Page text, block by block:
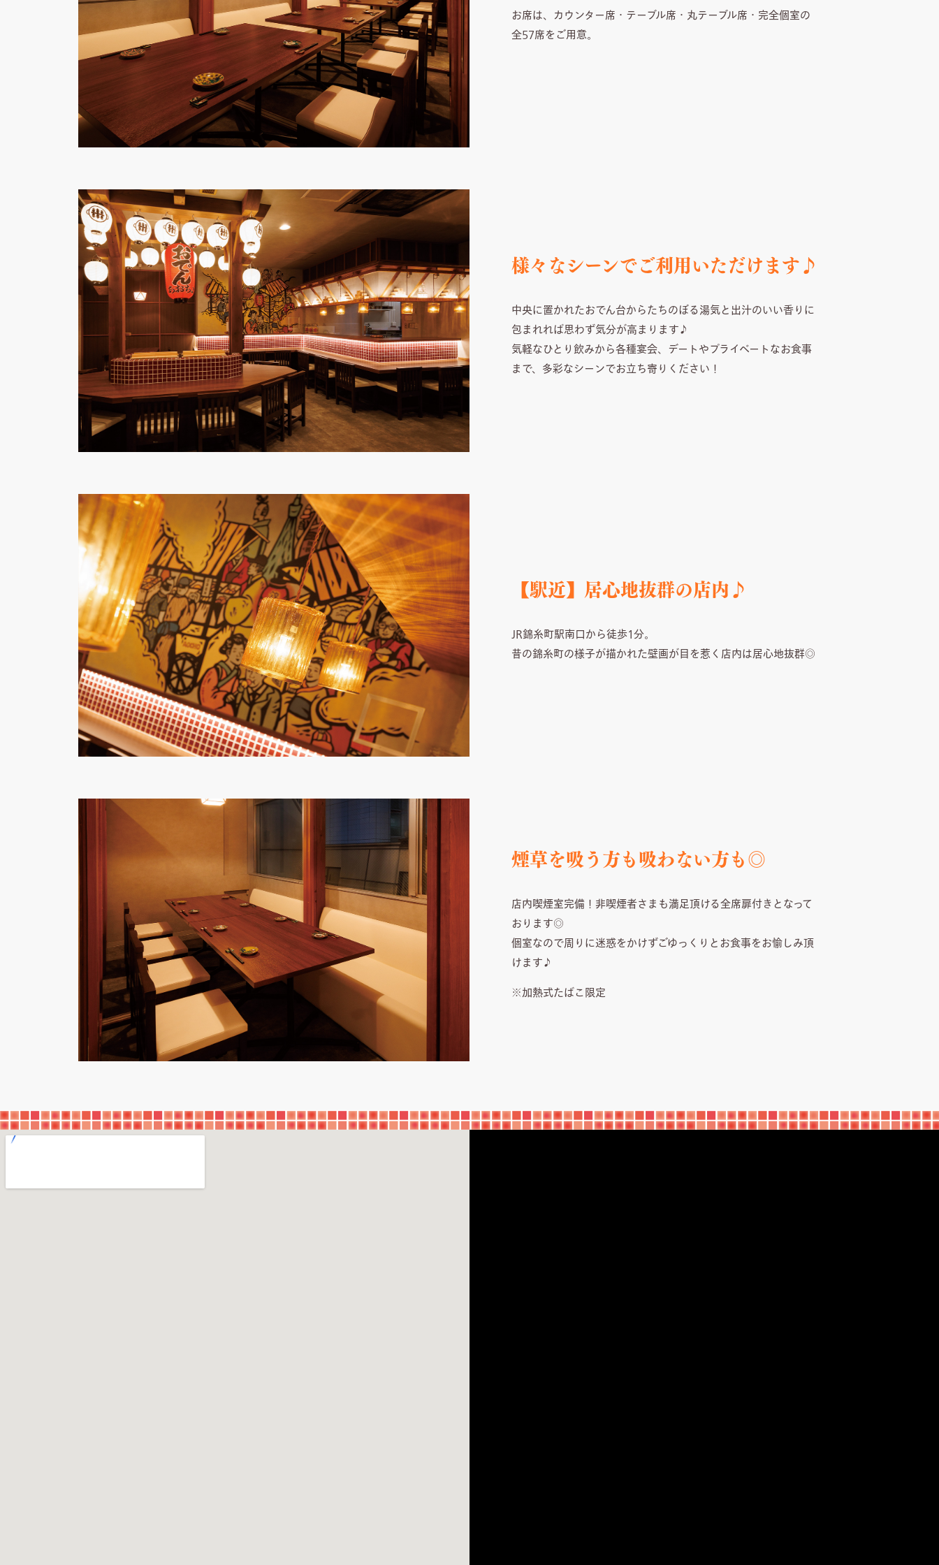
お席は、カウンター席・テーブル席・丸テーブル席・完全個室の
全57席をご用意。
様々なシーンでご利用いただけます♪
中央に置かれたおでん台からたちのぼる湯気と出汁のいい香りに
包まれれば思わず気分が高まります♪
気軽なひとり飲みから各種宴会、デートやプライベートなお食事
まで、多彩なシーンでお立ち寄りください！
【駅近】居心地抜群の店内♪
JR錦糸町駅南口から徒歩1分。
昔の錦糸町の様子が描かれた壁画が目を惹く店内は居心地抜群◎
煙草を吸う方も吸わない方も◎
店内喫煙室完備！非喫煙者さまも満足頂ける全席扉付きとなって
おります◎
個室なので周りに迷惑をかけずごゆっくりとお食事をお愉しみ頂
けます♪
※加熱式たばこ限定